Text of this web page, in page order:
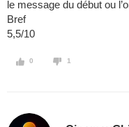
le message du début ou
Bref
5,5/10
0 1